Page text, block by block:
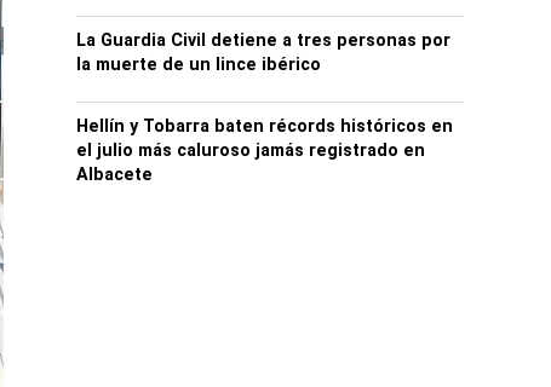
La Guardia Civil detiene a tres personas por
la muerte de un lince ibérico
Hellín y Tobarra baten récords históricos en
el julio más caluroso jamás registrado en
Albacete